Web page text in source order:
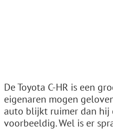
De Toyota C-HR is een
eigenaren mogen
auto blijkt ruimer dan
voorbeeldig. Wel is er